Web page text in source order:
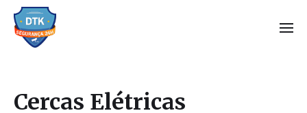
Cercas Elétricas